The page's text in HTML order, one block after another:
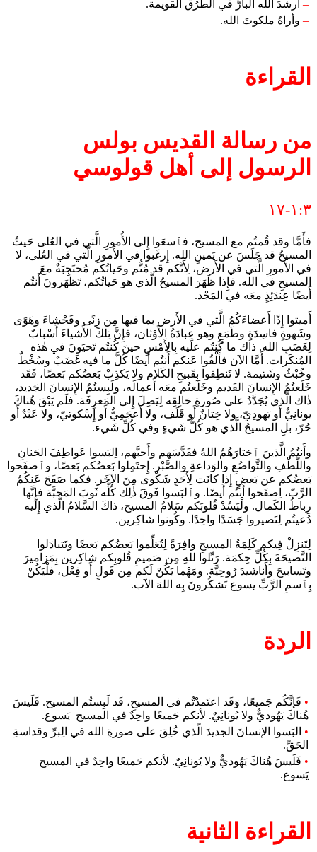
– أرشدَ الله البارَّ في الطرُق القويمة.
– وأراهُ ملكوتَ الله.
القراءة
من رسالة القديس بولس
الرسول إلى أهل قولوسي
١:٣-١٧
فأَمَّا وقد قُمتُم مع المسيح، فٱسعَوا إِلى الأُمورِ الَّتي في العُلى حَيثُ
المسيحُ قد جَلَسَ عن يَمينِ الله. إِرغَبوا في الأُمورِ الَّتي في العُلى، لا
في الأُمورِ الَّتي في الأَرض، لِأَنَّكم قد مُتُّم وحَياتُكم مُحتَجِبَةٌ معَ
المسيحِ في الله. فإِذا ظَهَرَ المسيحُ الَّذي هو حَياتُكم، تَظهَرونَ أَنتُم
أَيضًا عِندَئِذٍ معَه في المَجْد.
أَميتوا إِذًا أَعضاءَكُمُ الَّتي في الأَرض بما فيها مِن زِنًى وفَحْشاءَ وهَوًى
وشَهوةٍ فاسِدَةٍ وطَمَعٍ وهو عِبادَةُ الأَوْثان، فإِنَّ تِلكَ الأَشياءَ أَسْبابٌ
لِغَضَبِ الله. ذاك ما كُنتُم علَيه بِالأَمْسِ حينَ كُنتُم تَحيَونَ في هٰذه
المُنكَرات. أَمَّا الآن فأَلْقُوا عَنكم أَنتُم أَيضًا كُلَّ ما فيه غَضَبٌ وسُخْطٌ
وخُبْثٌ وشَتيمة. لا تَنطِقوا بِقَبيحِ الكَلام ولا يَكذِبْ بَعضُكم بَعضًا، فَقَد
خَلَعتُمُ الإِنسانَ القَديم وخَلَعتُم معَه أَعمالَه، ولَبِستُمُ الإِنسانَ الجَديد،
ذٰاك الَّذي يُجَدَّدُ على صُورةِ خالِقِه لِيَصِلَ إِلى المَعرِفَة. فلَم يَبْقَ هُناكَ
يونانِيٌّ أَو يَهودِيّ، ولا خِتانٌ أَو قَلَف، ولا أَعجَمِيٌّ أَو إِسْكوتيّ، ولا عَبْدٌ أَو
حُرّ، بلِ المسيحُ الَّذي هو كُلُّ شَيءٍ وفي كُلِّ شَيء.
وأَنتُمُ الَّذينَ ٱختارَهُمُ اللهُ فقَدَّسَهم وأَحبَّهم، اِلبَسوا عَواطِفَ الحَنانِ
واللُّطْفِ والتَّواضُعِ والوَداعةِ والصَّبْر. إِحتَمِلوا بَعضُكم بَعضًا، وٱصفَحوا
بَعضُكم عن بَعضٍ إِذا كانَت لِأَحَدٍ شَكْوى مِنَ الآخَر. فكما صَفَحَ عَنكُمُ
الرَّبّ، اِصفَحوا أَنتُم أَيضًا. وٱلبَسوا فَوقَ ذٰلِك كُلِّه ثَوبَ المَحبَّة فإِنَّها
رِباطُ الكَمال. ولْيَسُدْ قُلوبَكم سَلامُ المسيح، ذاكَ السَّلامُ الَّذي إِلَيه
دُعيتُم لِتَصيروا جَسَدًا واحِدًا. وكُونوا شاكِرين.
لِتَنزِلْ فِيكم كَلِمَةُ المسيحِ وافِرَةً لِتُعَلِّموا بَعضُكم بَعضًا وتَتبادَلوا
النَّصيحَةَ بِكُلِّ حِكمَة. رَتِّلوا للهِ مِن صَميمِ قُلوبِكم شاكِرين بِمَزاميرَ
وتَسابيحَ وأَناشيدَ رُوحِيَّة. ومَهْما يَكُنْ لَكم مِن قَولٍ أَو فِعْل، فلْيَكُنْ
بِٱسمِ الرَّبِّ يسوع تَشكُرونَ بِه اللهَ الآب.
الردة
• فَإنَّكُم جَميعًا، وَقَد اعتَمدْتُم في المسيحِ، قَد لَبِستُم المسيح. فَلَيسَ
هُناكَ يَهُوديٌّ ولا يُونانِيٌ. لأنكم جَميعًا واحِدٌ في المسيح يَسوع.
• البَسوا الإنسانَ الجديدَ الّذي خُلِقَ على صورةِ الله في الِبرِّ وقداسةِ
الحَقِّ.
• فَلَيسَ هُناكَ يَهُوديٌّ ولا يُونانِيٌ. لأنكم جَميعًا واحِدٌ في المسيح
يَسوع.
القراءة الثانية